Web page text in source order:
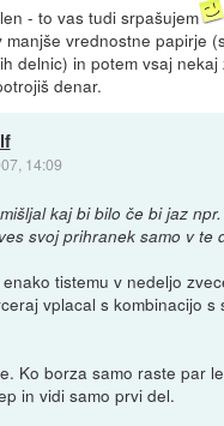
- to vas tudi srpašujem
manjše vrednostne papirje
delnic) in potem vsaj
denar.
14:09
kaj bi bilo če bi jaz
svoj prihranek samo v te
tistemu v nedeljo
vplacal s kombinacijo s
Ko borza samo raste par
in vidi samo prvi del.